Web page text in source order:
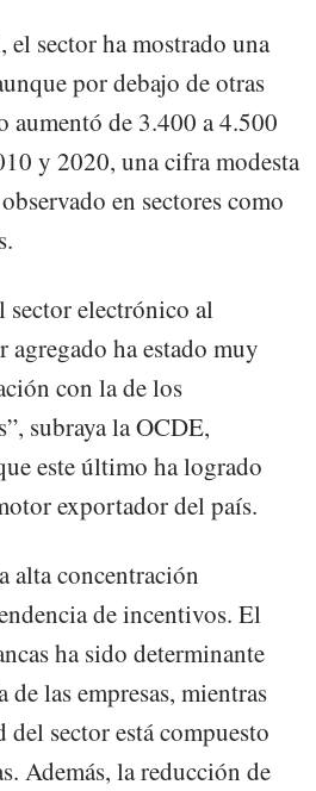
sector ha mostrado una
por debajo de otras
aumentó de 3.400 a 4.500
y 2020, una cifra modesta
en sectores como
electrónico al
ha estado muy
con la de los
subraya la OCDE,
este último ha logrado
exportador del país.
alta concentración
de incentivos. El
ha sido determinante
las empresas, mientras
del sector está compuesto
Además, la reducción de